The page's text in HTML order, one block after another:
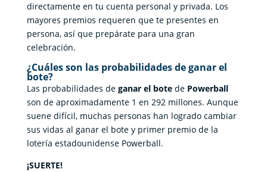
directamente en tu cuenta personal y privada. Los
mayores premios requeren que te presentes en
persona, así que prepárate para una gran
celebración.
¿Cuáles son las probabilidades de ganar el
bote?
Las probabilidades de ganar el botede Powerball
son de aproximadamente 1 en 292 millones. Aunque
suene difícil, muchas personas han logrado cambiar
sus vidas al ganar el bote y primer premio de la
lotería estadounidense Powerball.
¡SUERTE!